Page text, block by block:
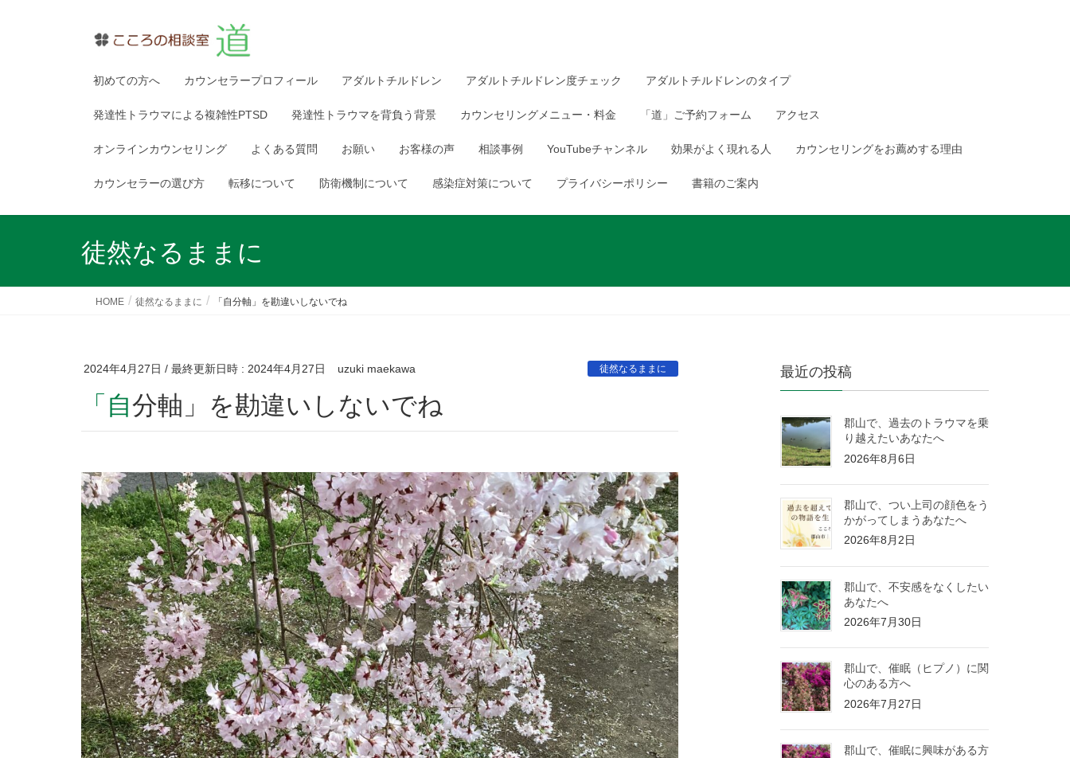
初めての方へ カウンセラープロフィール アダルトチルドレン アダルトチルドレン度チェック アダルトチルドレンのタイプ
発達性トラウマによる複雑性PTSD 発達性トラウマを背負う背景 カウンセリングメニュー・料金 「道」ご予約フォーム アクセス
オンラインカウンセリング よくある質問 お願い お客様の声 相談事例 YouTubeチャンネル 効果がよく現れる人 カウンセリングをお薦めする理由
カウンセラーの選び方 転移について 防衛機制について 感染症対策について プライバシーポリシー 書籍のご案内
徒然なるままに
HOME 徒然なるままに 「自分軸」を勘違いしないでね
2024年4月27日 / 最終更新日時 : 2024年4月27日 uzuki maekawa 徒然なるままに
「自分軸」を勘違いしないでね
最近の投稿
郡山で、過去のトラウマを乗
り越えたいあなたへ
2026年8月6日
郡山で、つい上司の顔色をう
かがってしまうあなたへ
2026年8月2日
郡山で、不安感をなくしたい
あなたへ
2026年7月30日
郡山で、催眠（ヒプノ）に関
心のある方へ
2026年7月27日
郡山で、催眠に興味がある方